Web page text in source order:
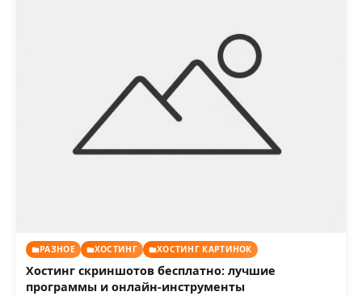
РАЗНОЕ ХОСТИНГ ХОСТИНГ КАРТИНОК
Хостинг скриншотов бесплатно: лучшие
программы и онлайн-инструменты